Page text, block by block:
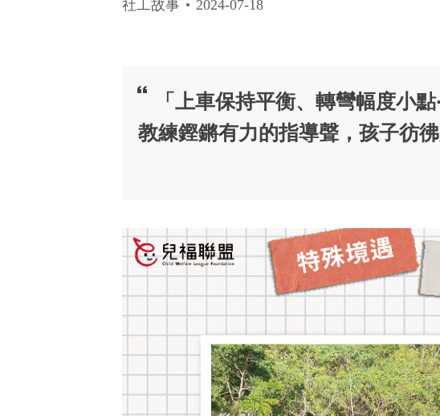
社工故事 2024-07-18
「上車保持平衡、轉彎幅度小
教練鏗鏘有力的指導聲，孩子彷